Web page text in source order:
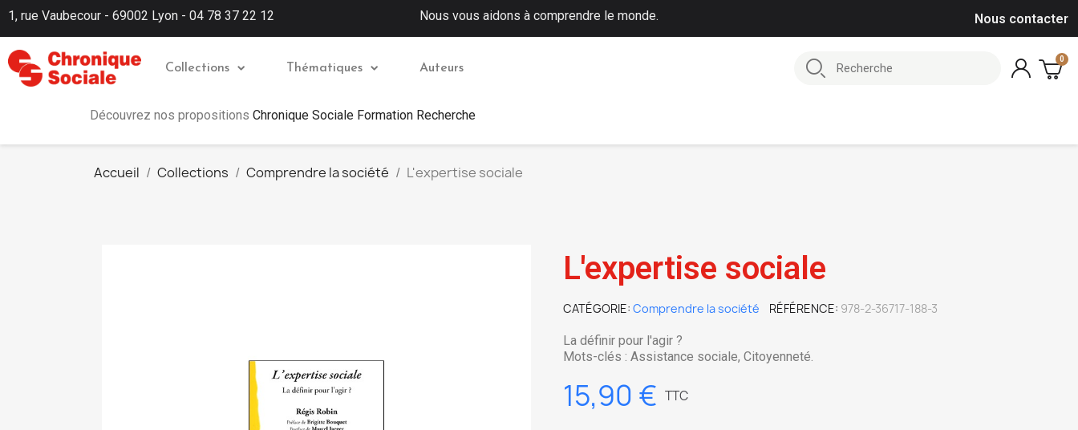
1, rue Vaubecour - 69002 Lyon - 04 78 37 22 12 Nous vous aidons à comprendre le monde. Nous contacter
Collections Thématiques Auteurs
Découvrez nos propositions Chronique Sociale Formation Recherche
Accueil Collections Comprendre la société L'expertise sociale
L'expertise sociale
CATÉGORIE Comprendre la société RÉFÉRENCE 978-2-36717-188-3
La définir pour l'agir ?
Mots-clés : Assistance sociale, Citoyenneté.
15,90 € TTC